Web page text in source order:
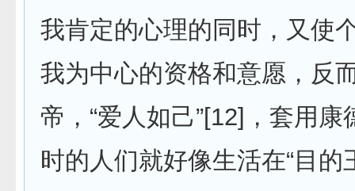
我肯定的心理的同时，又使
我为中心的资格和意愿，反
帝，“爱人如己”[12]，套用
时的人们就好像生活在“目的